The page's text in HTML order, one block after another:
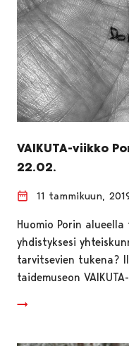
VAIKUTA-viikko
22.02.
11 tammikuun,
Huomio Porin
yhdistyksesi
tarvitsevien tukena?
taidemuseon